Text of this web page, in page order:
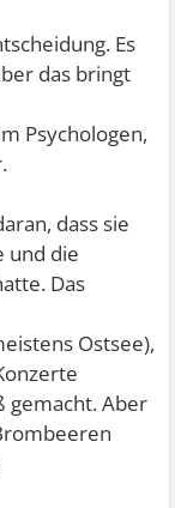
Es
das bringt
Psychologen,
dass sie
und die
Das
Ostsee),
gemacht. Aber